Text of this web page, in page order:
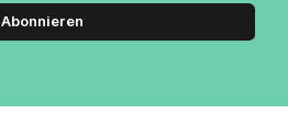
Abonnieren